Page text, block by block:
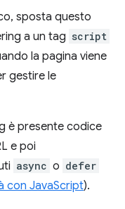
sposta questo
a un tag script
la pagina viene
gestire le
è presente codice
e poi
async o defer
con JavaScript).